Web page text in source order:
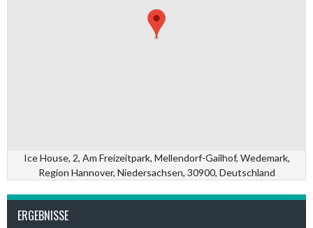
Ice House, 2, Am Freizeitpark, Mellendorf-Gailhof, Wedemark,
Region Hannover, Niedersachsen, 30900, Deutschland
ERGEBNISSE